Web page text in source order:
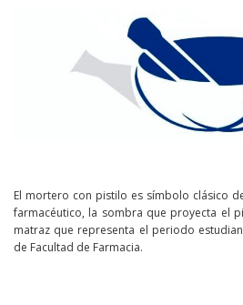
El mortero con pistilo es símbolo clásico
farmacéutico, la sombra que proyecta el
matraz que representa el periodo
de Facultad de Farmacia.